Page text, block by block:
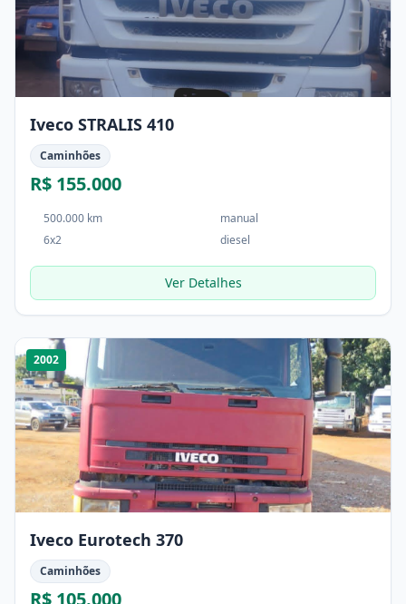
Iveco STRALIS 410
Caminhões
R$ 155.000
500.000 km
manual
6x2
diesel
Ver Detalhes
1/4
2002
Iveco Eurotech 370
Caminhões